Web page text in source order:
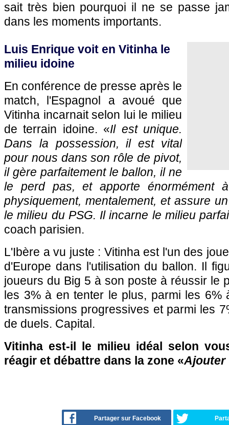
sait très bien pourquoi il ne se passe
dans les moments importants.
Luis Enrique voit en Vitinha le
milieu idoine
En conférence de presse après le
match, l'Espagnol a avoué que
Vitinha incarnait selon lui le milieu
de terrain idoine. «Il est unique.
Dans la possession, il est vital
pour nous dans son rôle de pivot,
il gère parfaitement le ballon, il ne
le perd pas, et apporte énormément
physiquement, mentalement, et assure
le milieu du PSG. Il incarne le milieu
coach parisien.
L'Ibère a vu juste : Vitinha est l'un des
d'Europe dans l'utilisation du ballon. Il
joueurs du Big 5 à son poste à réussir le
les 3% à en tenter le plus, parmi les 6%
transmissions progressives et parmi les
de duels. Capital.
Vitinha est-il le milieu idéal selon
réagir et débattre dans la zone «Ajouter
Partager sur Facebook